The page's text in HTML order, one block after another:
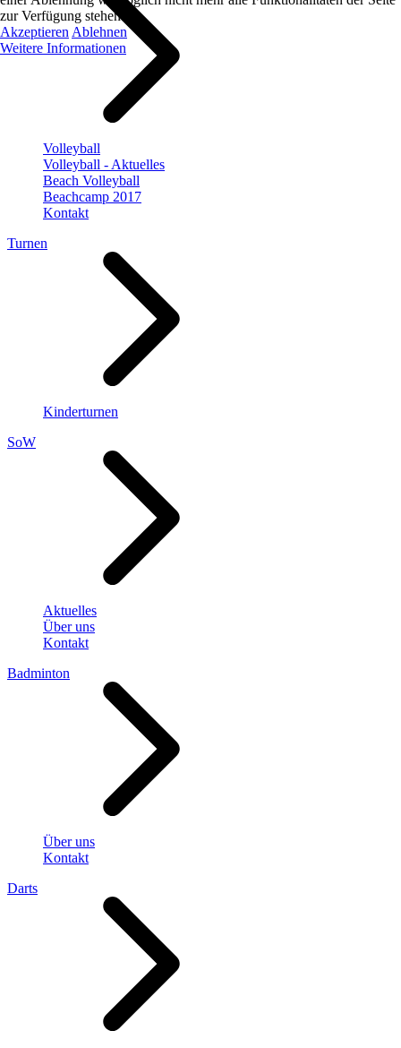
Volleyball
Volleyball - Aktuelles
Beach Volleyball
Beachcamp 2017
Kontakt
Turnen
Kinderturnen
SoW
Aktuelles
Über uns
Kontakt
Badminton
Über uns
Kontakt
Darts
zur Verfügung stehen.
Akzeptieren Ablehnen
Weitere Informationen